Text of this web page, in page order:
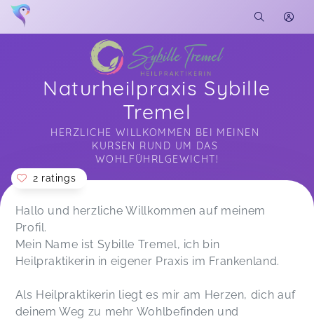
Naturheilpraxis Sybille
Tremel
HERZLICHE WILLKOMMEN BEI MEINEN
KURSEN RUND UM DAS
WOHLFÜHRLGEWICHT!
Soon you will learn more about me here...
2 ratings
Hallo und herzliche Willkommen auf meinem
Profil.
Mein Name ist Sybille Tremel, ich bin
Heilpraktikerin in eigener Praxis im Frankenland.
Als Heilpraktikerin liegt es mir am Herzen, dich auf
deinem Weg zu mehr Wohlbefinden und